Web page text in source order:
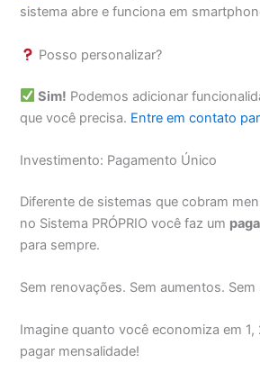
sistema abre e funciona em
Posso personalizar?
Sim! Podemos adicionar
que você precisa. Entre em contato
Investimento: Pagamento Único
Diferente de sistemas que cobram
no Sistema PRÓPRIO você faz um
para sempre.
Sem renovações. Sem aumentos. Sem
Imagine quanto você economiza em 1,
pagar mensalidade!